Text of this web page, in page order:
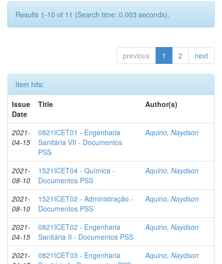
Results 1-10 of 11 (Search time: 0.003 seconds).
previous 1 2 next
Item hits:
Issue
Date
Title Author(s)
2021-
04-15
0821ICET01 - Engenharia
Sanitária VII - Documentos
PSS
Aquino, Naydson
2021-
08-10
1521ICET04 - Química -
Documentos PSS
Aquino, Naydson
2021-
08-10
1521ICET02 - Administração -
Documentos PSS
Aquino, Naydson
2021-
04-15
0821ICET02 - Engenharia
Sanitária II - Documentos PSS
Aquino, Naydson
2021-
0821ICET03 - Engenharia
Aquino, Naydson